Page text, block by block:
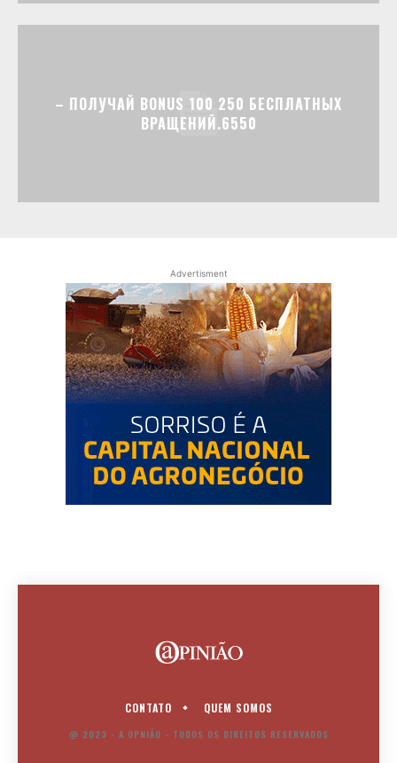
– ПОЛУЧАЙ BONUS 100 250 БЕСПЛАТНЫХ
ВРАЩЕНИЙ.6550
Advertisment
CONTATO QUEM SOMOS
@ 2023 - A OPNIÃO - TODOS OS DIREITOS RESERVADOS